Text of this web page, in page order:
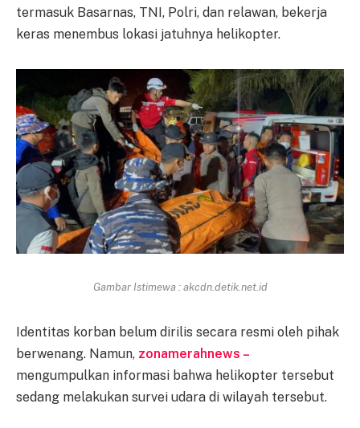
termasuk Basarnas, TNI, Polri, dan relawan, bekerja
keras menembus lokasi jatuhnya helikopter.
Gambar Istimewa : akcdn.detik.net.id
Identitas korban belum dirilis secara resmi oleh pihak
berwenang. Namun, zonamerahnews –
mengumpulkan informasi bahwa helikopter tersebut
sedang melakukan survei udara di wilayah tersebut.